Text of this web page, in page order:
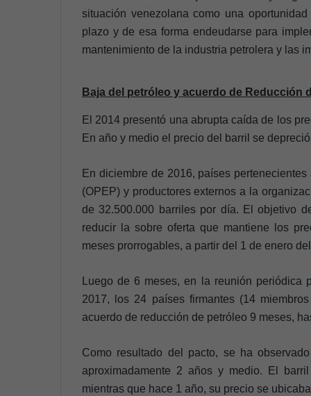
situación venezolana como una
plazo y de esa forma endeudarse para
mantenimiento de la industria petrolera y las
Baja del petróleo y acuerdo de Reducción
El 2014 presentó una abrupta caída de los
En año y medio el precio del barril se
En diciembre de 2016, países
(OPEP) y productores externos a la
de 32.500.000 barriles por día. El objetivo
reducir la sobre oferta que mantiene los
meses prorrogables, a partir del 1 de enero
Luego de 6 meses, en la reunión periódica
2017, los 24 países firmantes (14
acuerdo de reducción de petróleo 9 meses,
Como resultado del pacto, se ha
aproximadamente 2 años y medio. El
mientras que hace 1 año, su precio se